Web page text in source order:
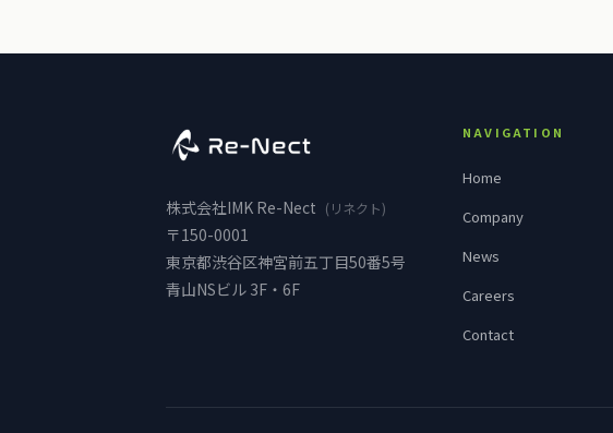
株式会社IMK Re-Nect (リネクト)
〒150-0001
東京都渋谷区神宮前五丁目50番5号
青山NSビル 3F・6F
NAVIGATION
Home
Company
News
Careers
Contact